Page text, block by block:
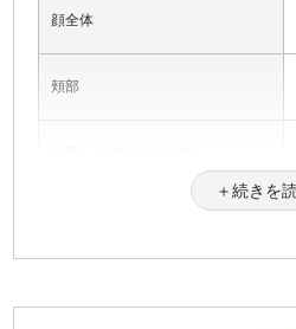
顔全体
頬部
頬部+（口囲）または（こめか
顎下
＋続きを